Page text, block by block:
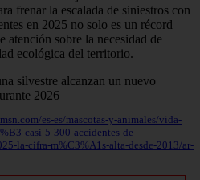
frenar la escalada de siniestros con
en 2025 no solo es un récord
atención sobre la necesidad de
ecológica del territorio.
es-es/mascotas-y-animales/vida-
casi-5-300-accidentes-de-
la-cifra-m%C3%A1s-alta-desde-2013/ar-